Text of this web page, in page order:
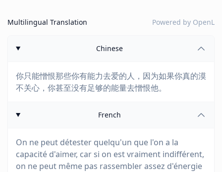
Multilingual Translation Powered by OpenL
Chinese
你只能憎恨那些你有能力去爱的人，因为如果你真的漠
不关心，你甚至没有足够的能量去憎恨他。
French
On ne peut détester quelqu'un que l'on a la
capacité d'aimer, car si on est vraiment indifférent,
on ne peut même pas rassembler assez d'énergie